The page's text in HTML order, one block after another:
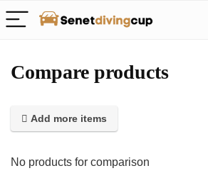
Compare products
Add more items
No products for comparison